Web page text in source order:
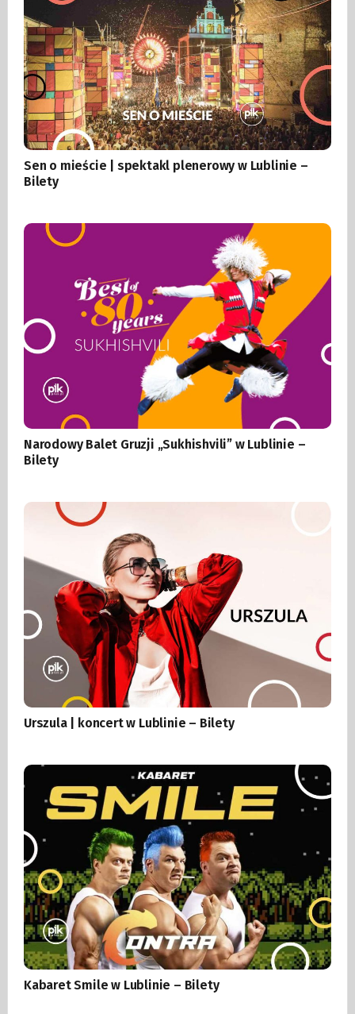
Sen o mieście | spektakl plenerowy w Lublinie –
Bilety
Narodowy Balet Gruzji „Sukhishvili” w Lublinie –
Bilety
Urszula | koncert w Lublinie – Bilety
Kabaret Smile w Lublinie – Bilety